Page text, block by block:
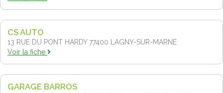
CS AUTO
13 RUE DU PONT HARDY 77400
LAGNY-SUR-MARNE
Voir la fiche
GARAGE BARROS